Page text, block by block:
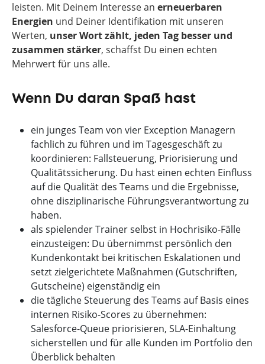
leisten. Mit Deinem Interesse an erneuerbaren
Energien und Deiner Identifikation mit unseren
Werten, unser Wort zählt, jeden Tag besser und
zusammen stärker, schaffst Du einen echten
Mehrwert für uns alle.
Wenn Du daran Spaß hast
ein junges Team von vier Exception Managern
fachlich zu führen und im Tagesgeschäft zu
koordinieren: Fallsteuerung, Priorisierung und
Qualitätssicherung. Du hast einen echten Einfluss
auf die Qualität des Teams und die Ergebnisse,
ohne disziplinarische Führungsverantwortung zu
haben.
als spielender Trainer selbst in Hochrisiko-Fälle
einzusteigen: Du übernimmst persönlich den
Kundenkontakt bei kritischen Eskalationen und
setzt zielgerichtete Maßnahmen (Gutschriften,
Gutscheine) eigenständig ein
die tägliche Steuerung des Teams auf Basis eines
internen Risiko-Scores zu übernehmen:
Salesforce-Queue priorisieren, SLA-Einhaltung
sicherstellen und für alle Kunden im Portfolio den
Überblick behalten